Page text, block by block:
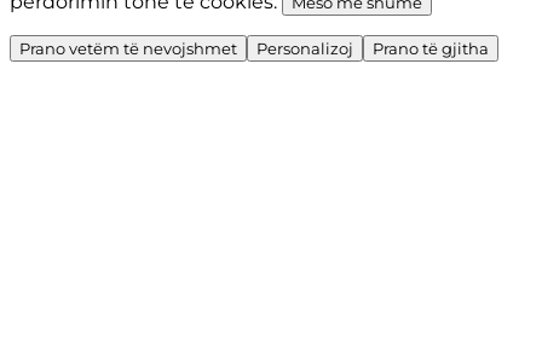
Prano vetëm të nevojshmet Personalizoj Prano të gjitha